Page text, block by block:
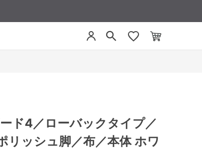
ド4／ローバックタイプ／
リッシュ脚／布／本体 ホワ